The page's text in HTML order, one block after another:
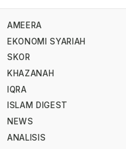
AMEERA
EKONOMI SYARIAH
SKOR
KHAZANAH
IQRA
ISLAM DIGEST
NEWS
ANALISIS